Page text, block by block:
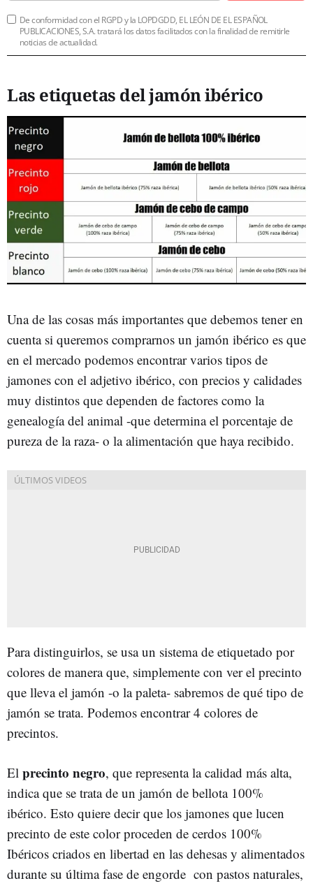
De conformidad con el RGPD y la LOPDGDD, EL LEÓN DE EL ESPAÑOL
PUBLICACIONES, S.A. tratará los datos facilitados con la finalidad de remitirle
noticias de actualidad.
Las etiquetas del jamón ibérico
Una de las cosas más importantes que debemos tener en
cuenta si queremos comprarnos un jamón ibérico es que
en el mercado podemos encontrar varios tipos de
jamones con el adjetivo ibérico, con precios y calidades
muy distintos que dependen de factores como la
genealogía del animal -que determina el porcentaje de
pureza de la raza- o la alimentación que haya recibido.
Para distinguirlos, se usa un sistema de etiquetado por
colores de manera que, simplemente con ver el precinto
que lleva el jamón -o la paleta- sabremos de qué tipo de
jamón se trata. Podemos encontrar 4 colores de
precintos.
El precinto negro, que representa la calidad más alta,
indica que se trata de un jamón de bellota 100%
ibérico. Esto quiere decir que los jamones que lucen
precinto de este color proceden de cerdos 100%
Ibéricos criados en libertad en las dehesas y alimentados
durante su última fase de engorde con pastos naturales,